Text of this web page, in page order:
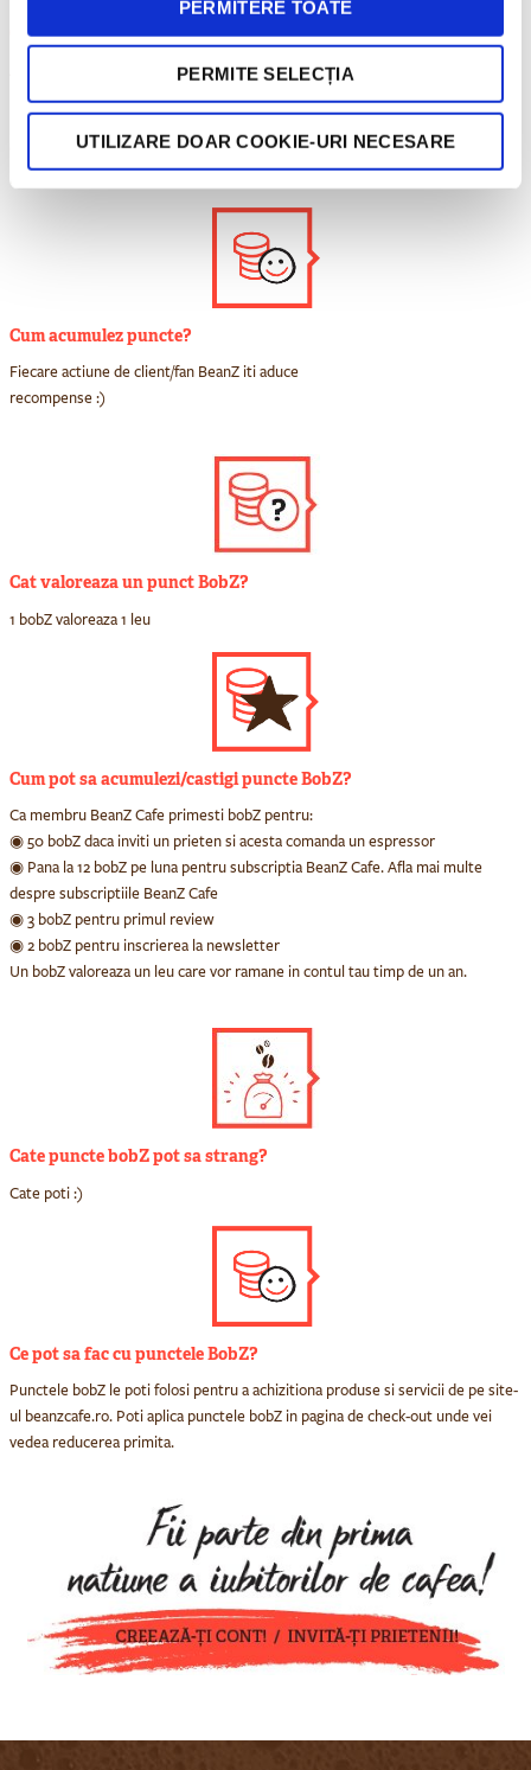
PERMITERE TOATE
PERMITE SELECȚIA
UTILIZARE DOAR COOKIE-URI NECESARE
Cum devin membru?
Ai deja cont BeanZ? Atunci esti deja membru!
Logheaza-te si descopera în contul tau de
Creeaza-ti cont pe site-ul nostru si intra în
prima natiune a iubitorilor de cafea!
Cum acumulez puncte?
Fiecare actiune de client/fan BeanZ iti aduce
recompense :)
Cat valoreaza un punct BobZ?
1 bobZ valoreaza 1 leu
Cum pot sa acumulezi/castigi puncte BobZ?
Ca membru BeanZ Cafe primesti bobZ pentru:
◉ 50 bobZ daca inviti un prieten si acesta comanda un espressor
◉ Pana la 12 bobZ pe luna pentru subscriptia BeanZ Cafe. Afla mai multe
despre subscriptiile BeanZ Cafe
◉ 3 bobZ pentru primul review
◉ 2 bobZ pentru inscrierea la newsletter
Un bobZ valoreaza un leu care vor ramane in contul tau timp de un an.
Cate puncte bobZ pot sa strang?
Cate poti :)
Ce pot sa fac cu punctele BobZ?
Punctele bobZ le poti folosi pentru a achizitiona produse si servicii de pe site-
ul beanzcafe.ro. Poti aplica punctele bobZ in pagina de check-out unde vei
vedea reducerea primita.